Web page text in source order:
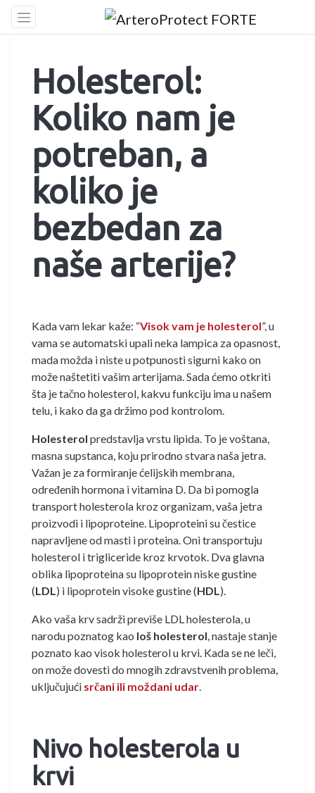
Skip
Holesterol:
Koliko nam je
potreban, a
koliko je
bezbedan za
naše arterije?
Kada vam lekar kaže: “Visok vam je holesterol”, u
vama se automatski upali neka lampica za opasnost,
mada možda i niste u potpunosti sigurni kako on
može naštetiti vašim arterijama. Sada ćemo otkriti
šta je tačno holesterol, kakvu funkciju ima u našem
telu, i kako da ga držimo pod kontrolom.
Holesterol predstavlja vrstu lipida. To je voštana,
masna supstanca, koju prirodno stvara naša jetra.
Važan je za formiranje ćelijskih membrana,
određenih hormona i vitamina D. Da bi pomogla
transport holesterola kroz organizam, vaša jetra
proizvodi i lipoproteine. Lipoproteini su čestice
napravljene od masti i proteina. Oni transportuju
holesterol i trigliceride kroz krvotok. Dva glavna
oblika lipoproteina su lipoprotein niske gustine
(LDL) i lipoprotein visoke gustine (HDL).
Ako vaša krv sadrži previše LDL holesterola, u
narodu poznatog kao loš holesterol, nastaje stanje
poznato kao visok holesterol u krvi. Kada se ne leči,
on može dovesti do mnogih zdravstvenih problema,
uključujući srčani ili moždani udar.
Nivo holesterola u
krvi